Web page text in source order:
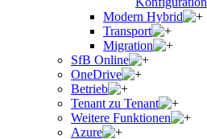
Modern Hybrid
Transport
Migration
SfB Online
OneDrive
Betrieb
Tenant zu Tenant
Weitere Funktionen
Azure